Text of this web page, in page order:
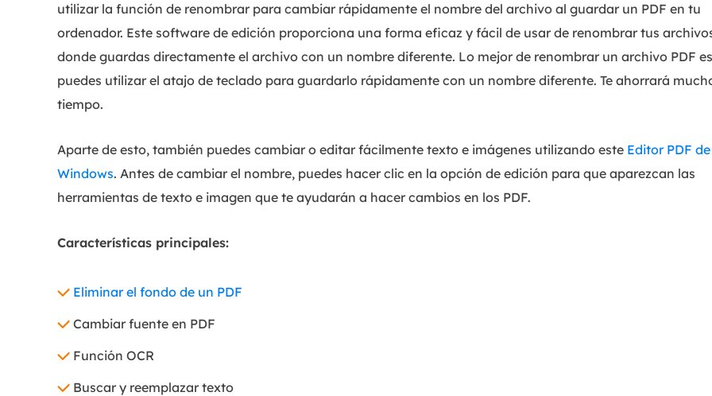
utilizar la función de renombrar para cambiar rápidamente el nombre del archivo al guardar un PDF en tu
ordenador. Este software de edición proporciona una forma eficaz y fácil de usar de renombrar tus
donde guardas directamente el archivo con un nombre diferente. Lo mejor de renombrar un archivo PDF
puedes utilizar el atajo de teclado para guardarlo rápidamente con un nombre diferente. Te ahorrará
tiempo.
Aparte de esto, también puedes cambiar o editar fácilmente texto e imágenes utilizando este Editor PDF de
Windows. Antes de cambiar el nombre, puedes hacer clic en la opción de edición para que aparezcan las
herramientas de texto e imagen que te ayudarán a hacer cambios en los PDF.
Características principales:
Eliminar el fondo de un PDF
Cambiar fuente en PDF
Función OCR
Buscar y reemplazar texto